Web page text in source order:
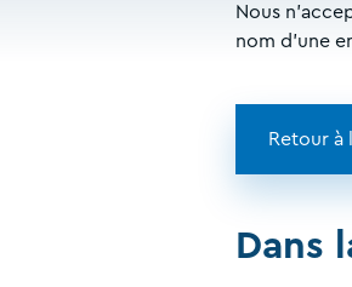
Nous
nom d'une
Retour à
Dans